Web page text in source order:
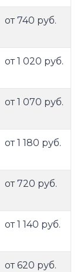
от 740 руб.
от 1 020 руб.
от 1 070 руб.
от 1 180 руб.
от 720 руб.
от 1 140 руб.
от 620 руб.